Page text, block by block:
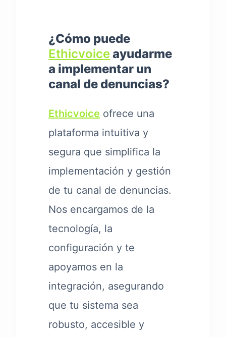
¿Cómo puede
Ethicvoiceayudarme
a implementar un
canal de denuncias?
Ethicvoice ofrece una
plataforma intuitiva y
segura que simplifica la
implementación y gestión
de tu canal de denuncias.
Nos encargamos de la
tecnología, la
configuración y te
apoyamos en la
integración, asegurando
que tu sistema sea
robusto, accesible y